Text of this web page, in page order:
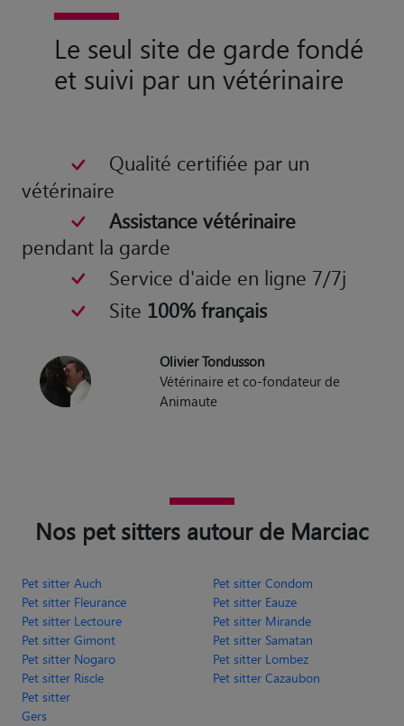
Le seul site de garde fondé
et suivi par un vétérinaire
Qualité certifiée par un
vétérinaire
Assistance vétérinaire
pendant la garde
Service d'aide en ligne 7/7j
Site 100% français
Olivier Tondusson
Vétérinaire et co-fondateur de
Animaute
Nos pet sitters autour de Marciac
Pet sitter Auch
Pet sitter Condom
Pet sitter Fleurance
Pet sitter Eauze
Pet sitter Lectoure
Pet sitter Mirande
Pet sitter Gimont
Pet sitter Samatan
Pet sitter Nogaro
Pet sitter Lombez
Pet sitter Riscle
Pet sitter Cazaubon
Pet sitter
Gers